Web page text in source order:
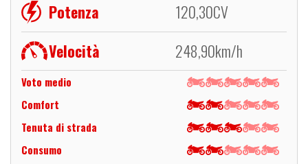
Potenza
120,30CV
Velocità
248,90km/h
Voto medio
Comfort
Tenuta di strada
Consumo